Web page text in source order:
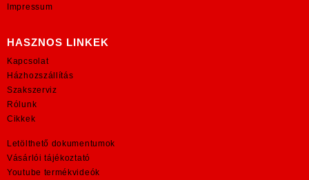
Impressum
HASZNOS LINKEK
Kapcsolat
Házhozszállítás
Szakszerviz
Rólunk
Cikkek
Letölthető dokumentumok
Vásárlói tájékoztató
Youtube termékvideók